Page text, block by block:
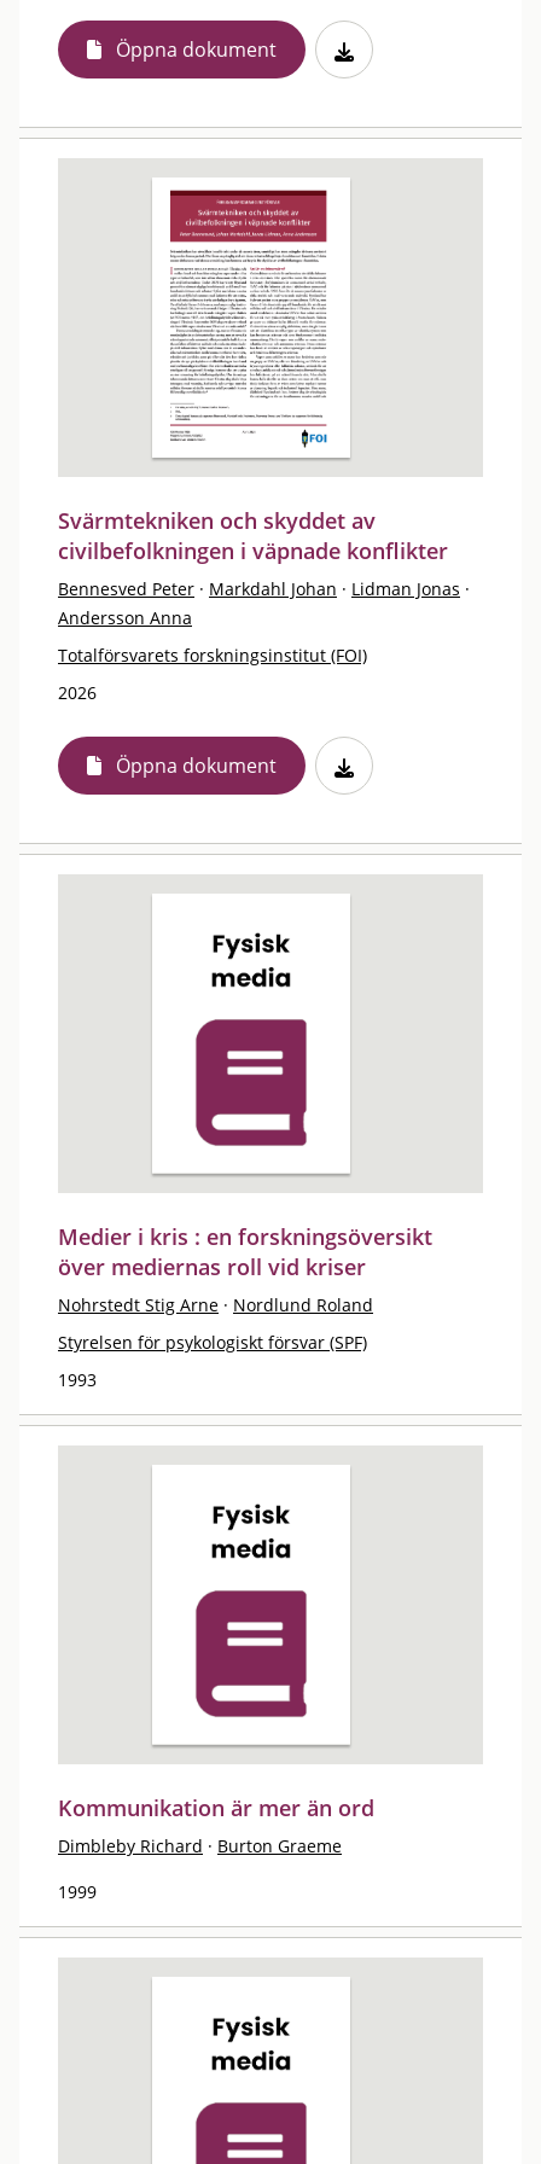
Öppna dokument
Svärmtekniken och skyddet av
civilbefolkningen i väpnade konflikter
Bennesved Peter · Markdahl Johan · Lidman Jonas ·
Andersson Anna
Totalförsvarets forskningsinstitut (FOI)
2026
Öppna dokument
Medier i kris : en forskningsöversikt
över mediernas roll vid kriser
Nohrstedt Stig Arne · Nordlund Roland
Styrelsen för psykologiskt försvar (SPF)
1993
Kommunikation är mer än ord
Dimbleby Richard · Burton Graeme
1999